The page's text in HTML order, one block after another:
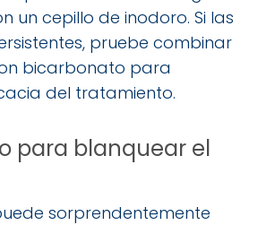
un cepillo de inodoro. Si las
pruebe combinar
bicarbonato para
del tratamiento.
para blanquear el
sorprendentemente